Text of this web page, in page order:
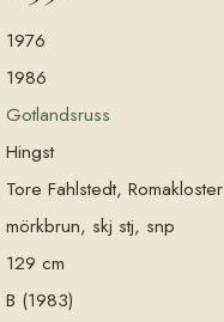
1976
1986
Gotlandsruss
Hingst
Tore Fahlstedt, Romakloster
mörkbrun, skj stj, snp
129 cm
B (1983)